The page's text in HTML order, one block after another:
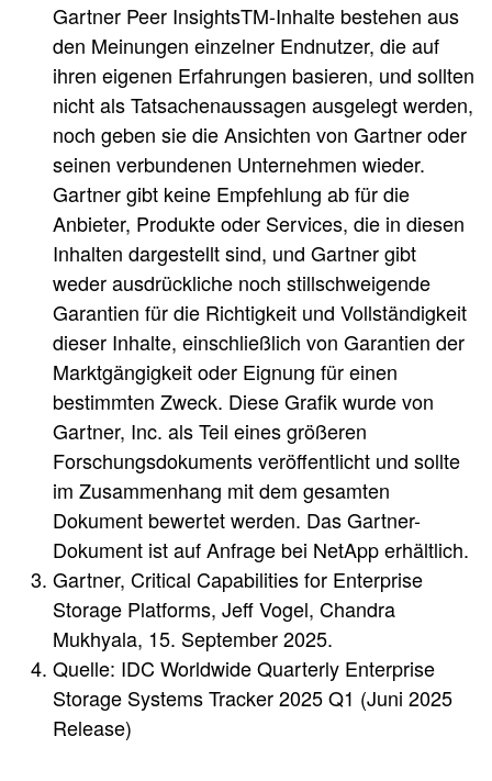
Gartner Peer InsightsTM-Inhalte bestehen aus
den Meinungen einzelner Endnutzer, die auf
ihren eigenen Erfahrungen basieren, und sollten
nicht als Tatsachenaussagen ausgelegt werden,
noch geben sie die Ansichten von Gartner oder
seinen verbundenen Unternehmen wieder.
Gartner gibt keine Empfehlung ab für die
Anbieter, Produkte oder Services, die in diesen
Inhalten dargestellt sind, und Gartner gibt
weder ausdrückliche noch stillschweigende
Garantien für die Richtigkeit und Vollständigkeit
dieser Inhalte, einschließlich von Garantien der
Marktgängigkeit oder Eignung für einen
bestimmten Zweck. Diese Grafik wurde von
Gartner, Inc. als Teil eines größeren
Forschungsdokuments veröffentlicht und sollte
im Zusammenhang mit dem gesamten
Dokument bewertet werden. Das Gartner-
Dokument ist auf Anfrage bei NetApp erhältlich.
Gartner, Critical Capabilities for Enterprise
Storage Platforms, Jeff Vogel, Chandra
Mukhyala, 15. September 2025.
Quelle: IDC Worldwide Quarterly Enterprise
Storage Systems Tracker 2025 Q1 (Juni 2025
Release)